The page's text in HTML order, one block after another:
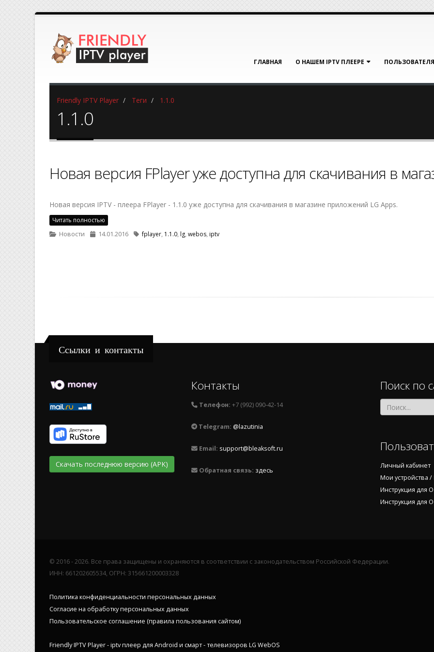
ГЛАВНАЯ О НАШЕМ IPTV ПЛЕЕРЕ
Friendly IPTV Player Теги 1.1.0
1.1.0
Новая версия FPlayer уже доступна для скачивания в
Новая версия IPTV - плеера FPlayer - 1.1.0 уже доступна для скачивания в магазине приложений LG Apps.
Читать полностью
Новости
14.01.2016 fplayer, 1.1.0,lg,webos,iptv
Ссылки и контакты
Скачать последнюю версию (APK)
Контакты
Телефон: +7 (992) 090-42-14
Telegram: @lazutinia
Email: support@bleaksoft.ru
Обратная связь: здесь
Поиск по
Личный кабинет
Мои устройства /
Инструкция для
Инструкция для
© 2016 - 2026. Все права защищены и охраняются в соответствии с законодательством Российской Федерации.
ИНН: 661202605534, ОГРН: 315661200003328
Политика конфиденциальности персональных данных
Согласие на обработку персональных данных
Пользовательское соглашение (правила пользования сайтом)
Friendly IPTV Player - iptv плеер для Android и смарт - телевизоров LG WebOS